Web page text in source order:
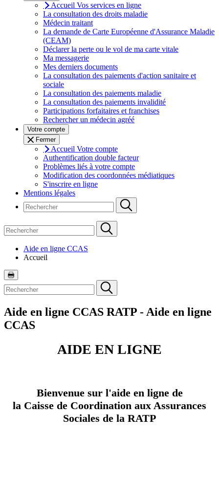
Accueil Vos services en ligne
La consultation des droits maladie
Médecin traitant
La demande de Carte Européenne d'Assurance Maladie
(CEAM)
Déclarer la perte ou le vol de ma carte vitale
Ma messagerie
Mes derniers documents
La consultation des paiements d'action sanitaire et
sociale
La consultation des paiements maladie
La consultation des paiements invalidité
Participations forfaitaires et franchises
Rechercher un médecin agréé
Votre compte
Fermer
Accueil Votre compte
Authentification double facteur
Problèmes liés à votre compte
Modification des coordonnées médiatiques
S'inscrire en ligne
Mentions légales
Aide en ligne CCAS
Accueil
Aide en ligne CCAS RATP - Aide en ligne
CCAS
AIDE EN LIGNE
Bienvenue sur l'aide en ligne de
la Caisse de Coordination aux Assurances
Sociales de la RATP